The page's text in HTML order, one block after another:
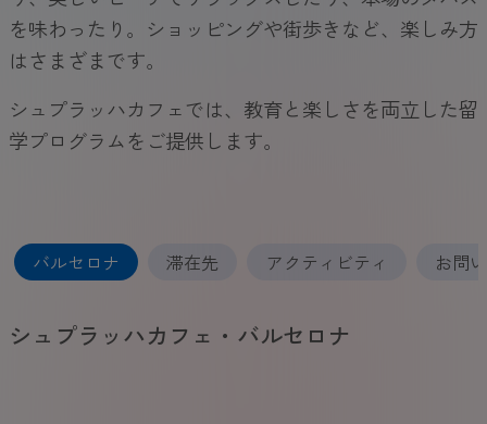
を味わったり。ショッピングや街歩きなど、楽しみ方
はさまざまです。
シュプラッハカフェでは、教育と楽しさを両立した留
学プログラムをご提供します。
バルセロナ 滞在先 アクティビティ お問
シュプラッハカフェ・バルセロナ